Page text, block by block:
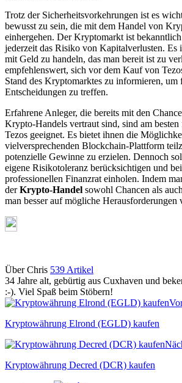
Trotz der Sicherheitsvorkehrungen ist es
bewusst zu sein, die mit dem Handel von
einhergehen. Der Kryptomarkt ist
jederzeit das Risiko von Kapitalverlusten. Es
mit Geld zu handeln, das man bereit ist zu
empfehlenswert, sich vor dem Kauf von
Stand des Kryptomarktes zu informieren, um
Entscheidungen zu treffen.
Erfahrene Anleger, die bereits mit den
Krypto-Handels vertraut sind, sind am
Tezos geeignet. Es bietet ihnen die
vielversprechenden Blockchain-Plattform
potenzielle Gewinne zu erzielen. Dennoch
eigene Risikotoleranz berücksichtigen und
professionellen Finanzrat einholen. Indem
derKrypto-Handel sowohl Chancen als
man besser auf mögliche Herausforderungen
Über Chris 539 Artikel
34 Jahre alt, gebürtig aus Cuxhaven und
:-). Viel Spaß beim Stöbern!
Webseite
Kryptowährung Elrond (EGLD) kaufen
Kryptowährung Decred (DCR) kaufen